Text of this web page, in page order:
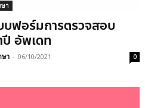
า
บฟอร์มการตรวจสอบ
อัพเดท
ษา - 06/10/2021 0